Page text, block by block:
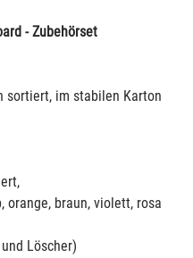
- Zubehörset
sortiert, im stabilen Karton
orange, braun, violett, rosa
Löscher)